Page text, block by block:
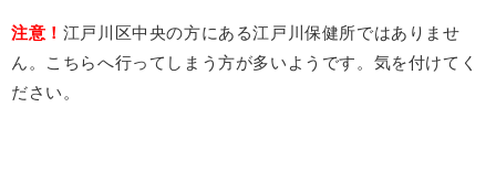
注意！ 江戸川区中央の方にある江戸川保健所ではありませ
ん。こちらへ行ってしまう方が多いようです。気を付けてく
ださい。